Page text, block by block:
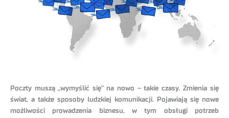
Poczty muszą „wymyślić się” na nowo – takie czasy. Zmienia się
świat, a także sposoby ludzkiej komunikacji. Pojawiają się nowe
możliwości prowadzenia biznesu, w tym obsługi potrzeb